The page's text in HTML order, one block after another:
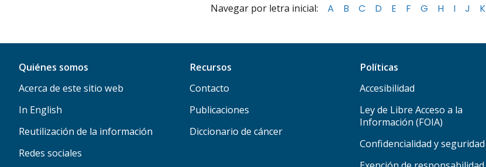
Navegar por letra inicial: A B C D E F G H I J K
Quiénes somos
Acerca de este sitio web
In English
Reutilización de la información
Redes sociales
Recursos
Contacto
Publicaciones
Diccionario de cáncer
Políticas
Accesibilidad
Ley de Libre Acceso a la
Información (FOIA)
Confidencialidad y seguridad